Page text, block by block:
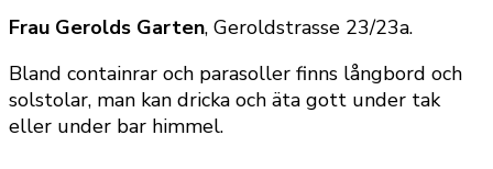
Frau Gerolds Garten, Geroldstrasse 23/23a.
Bland containrar och parasoller finns långbord och
solstolar, man kan dricka och äta gott under tak
eller under bar himmel.